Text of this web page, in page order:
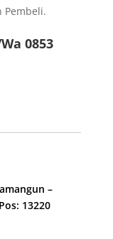
Pembeli.
0853
–
13220